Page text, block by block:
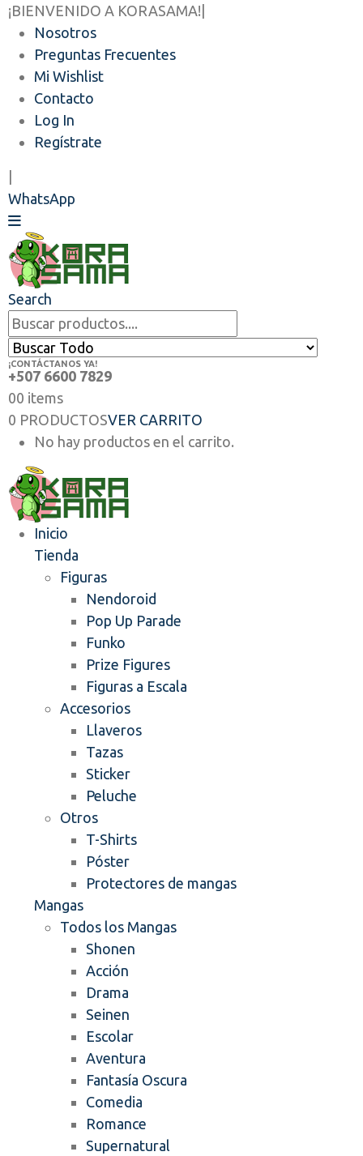
¡BIENVENIDO A KORASAMA!
Nosotros
Preguntas Frecuentes
Mi Wishlist
Contacto
Log In
Regístrate
WhatsApp
Search
¡CONTÁCTANOS YA!
+507 6600 7829
00 items
0 PRODUCTOSVER CARRITO
No hay productos en el carrito.
Inicio
Tienda
Figuras
Nendoroid
Pop Up Parade
Funko
Prize Figures
Figuras a Escala
Accesorios
Llaveros
Tazas
Sticker
Peluche
Otros
T-Shirts
Póster
Protectores de mangas
Mangas
Todos los Mangas
Shonen
Acción
Drama
Seinen
Escolar
Aventura
Fantasía Oscura
Comedia
Romance
Supernatural